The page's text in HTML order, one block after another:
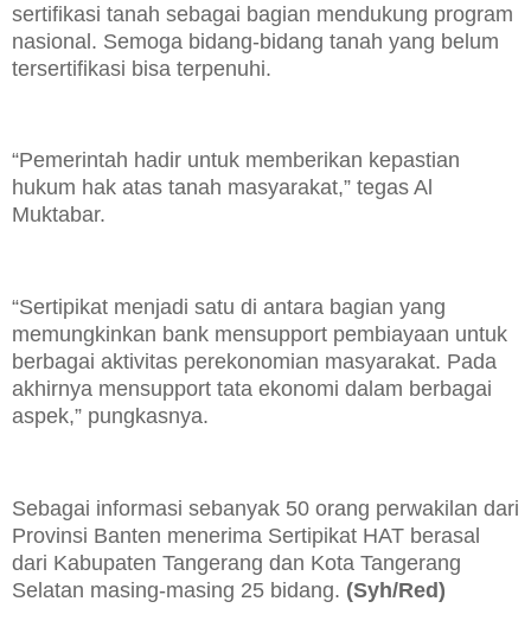
sertifikasi tanah sebagai bagian mendukung program
nasional. Semoga bidang-bidang tanah yang belum
tersertifikasi bisa terpenuhi.
“Pemerintah hadir untuk memberikan kepastian
hukum hak atas tanah masyarakat,” tegas Al
Muktabar.
“Sertipikat menjadi satu di antara bagian yang
memungkinkan bank mensupport pembiayaan untuk
berbagai aktivitas perekonomian masyarakat. Pada
akhirnya mensupport tata ekonomi dalam berbagai
aspek,” pungkasnya.
Sebagai informasi sebanyak 50 orang perwakilan dari
Provinsi Banten menerima Sertipikat HAT berasal
dari Kabupaten Tangerang dan Kota Tangerang
Selatan masing-masing 25 bidang. (Syh/Red)